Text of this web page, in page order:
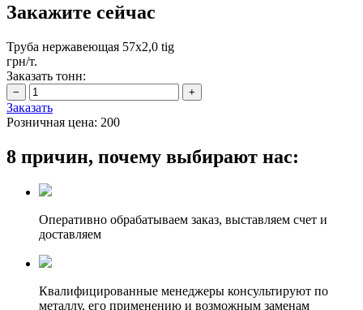
Закажите сейчас
Труба нержавеющая 57х2,0 tig
грн/т.
Заказать тонн:
Заказать
Розничная цена: 200
8 причин, почему выбирают нас:
Оперативно обрабатываем заказ, выставляем счет и
доставляем
Квалифицированные менеджеры консультируют по
металлу, его применению и возможным заменам